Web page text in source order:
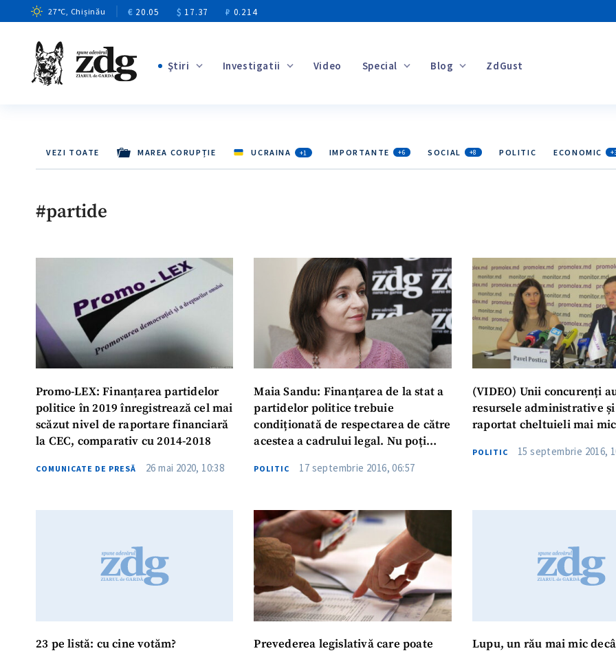
27°C, Chișinău € 20.05 $ 17.37 ₽ 0.214
Ştiri Investigatii Video Special Blog ZdGust
VEZI TOATE MAREA CORUPȚIE UCRAINA +1 IMPORTANTE +6 SOCIAL +8 POLITIC ECONOMIC
#partide
Promo-LEX: Finanțarea partidelor
politice în 2019 înregistrează cel mai
scăzut nivel de raportare financiară
la CEC, comparativ cu 2014-2018
COMUNICATE DE PRESĂ 26 mai 2020, 10:38
Maia Sandu: Finanțarea de la stat a
partidelor politice trebuie
condiționată de respectarea de către
acestea a cadrului legal. Nu poți
„murdari”
POLITIC 17 septembrie 2016, 06:57
(VIDEO) Unii concurenți
resursele administrative
raportat cheltuieli mai
POLITIC 15 septembrie 2016,
23 pe listă: cu cine votăm?
Prevederea legislativă care poate
Lupu, un rău mai mic